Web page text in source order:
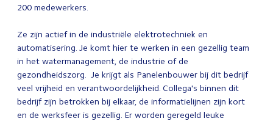
200 medewerkers.
Ze zijn actief in de industriële elektrotechniek en
automatisering. Je komt hier te werken in een gezellig team
in het watermanagement, de industrie of de
gezondheidszorg. Je krijgt als Panelenbouwer bij dit bedrijf
veel vrijheid en verantwoordelijkheid. Collega's binnen dit
bedrijf zijn betrokken bij elkaar, de informatielijnen zijn kort
en de werksfeer is gezellig. Er worden geregeld leuke